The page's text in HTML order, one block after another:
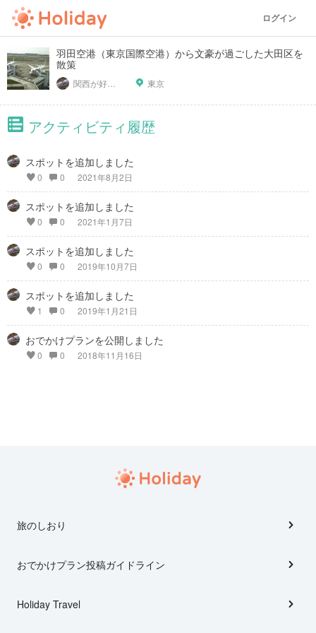
ログイン
羽田空港（東京国際空港）から文豪が過ごした大田区を
散策
東京
アクティビティ履歴
スポットを追加しました
0 0 2021年8月2日
スポットを追加しました
0 0 2021年1月7日
スポットを追加しました
0 0 2019年10月7日
スポットを追加しました
1 0 2019年1月21日
おでかけプランを公開しました
0 0 2018年11月16日
旅のしおり
おでかけプラン投稿ガイドライン
Holiday Travel